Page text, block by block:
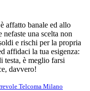
affatto banale ed allo
nefaste una scelta non
e rischi per la propria
affidaci la tua esigenza:
testa, è meglio farsi
davvero!
Telcoma Milano